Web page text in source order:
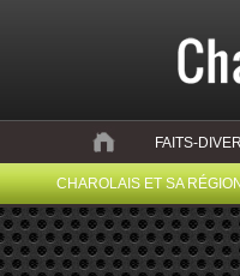
FAITS-
CHAROLAIS ET SA RÉGION